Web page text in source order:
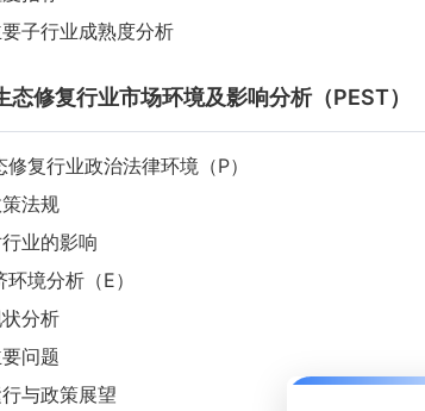
子行业成熟度分析
态修复行业市场环境及影响分析（PEST）
复行业政治法律环境（P）
法规
业的影响
境分析（E）
分析
问题
与政策展望